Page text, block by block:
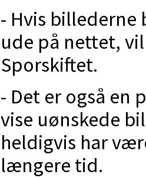
- Hvis billederne
ude på nettet,
Sporskiftet.
- Det er også en
vise uønskede
heldigvis har
længere tid.